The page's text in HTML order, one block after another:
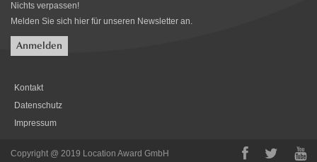
Nichts verpassen!
Melden Sie sich hier für unseren Newsletter an.
Anmelden
Kontakt
Datenschutz
Impressum
Copyright @ 2019 Location Award GmbH